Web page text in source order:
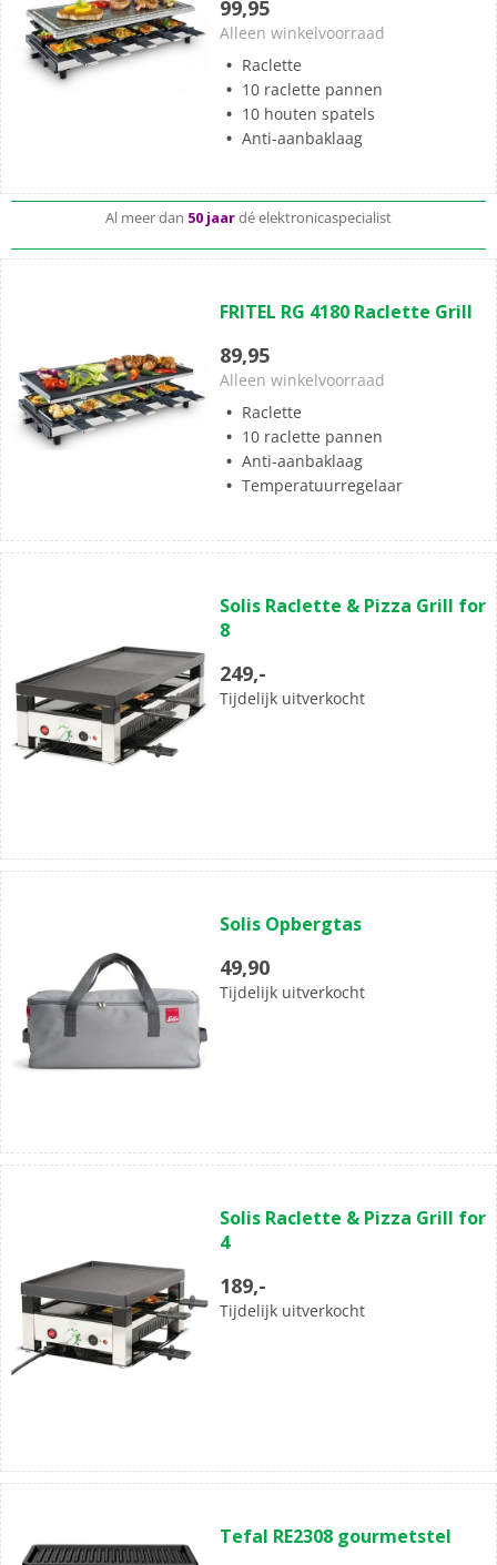
sterren.
99,95
Alleen winkelvoorraad
Raclette
10 raclette pannen
10 houten spatels
Anti-aanbaklaag
gratis thuisbezorgd vanaf 49,-
Complete aansluitservicevoor 49,99
van
5
sterren.
1
beoordeling
FRITEL RG 4180 Raclette Grill
89,95
Alleen winkelvoorraad
Raclette
10 raclette pannen
Anti-aanbaklaag
Temperatuurregelaar
van
de
sterren.
Solis Raclette & Pizza Grill for
8
249,-
Tijdelijk uitverkocht
van
5
sterren.
Solis Opbergtas
49,90
Tijdelijk uitverkocht
van
de
sterren.
Solis Raclette & Pizza Grill for
4
189,-
Tijdelijk uitverkocht
van
Tefal RE2308 gourmetstel